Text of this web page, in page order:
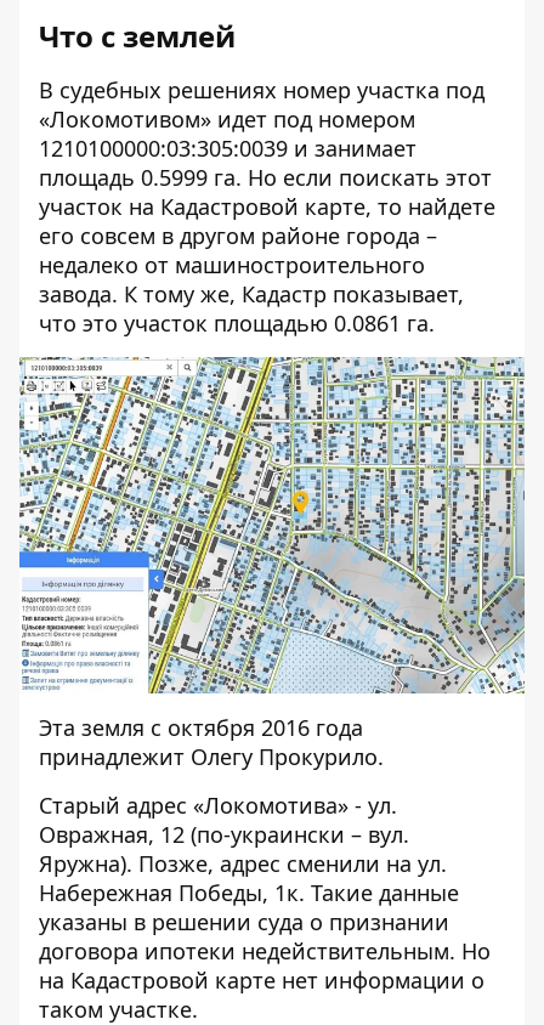
Что с землей
В судебных решениях номер участка под
«Локомотивом» идет под номером
1210100000:03:305:0039 и занимает
площадь 0.5999 га. Но если поискать этот
участок на Кадастровой карте, то найдете
его совсем в другом районе города –
недалеко от машиностроительного
завода. К тому же, Кадастр показывает,
что это участок площадью 0.0861 га.
Эта земля с октября 2016 года
принадлежит Олегу Прокурило.
Старый адрес «Локомотива» - ул.
Овражная, 12 (по-украински – вул.
Яружна). Позже, адрес сменили на ул.
Набережная Победы, 1к. Такие данные
указаны в решении суда о признании
договора ипотеки недействительным. Но
на Кадастровой карте нет информации о
таком участке.